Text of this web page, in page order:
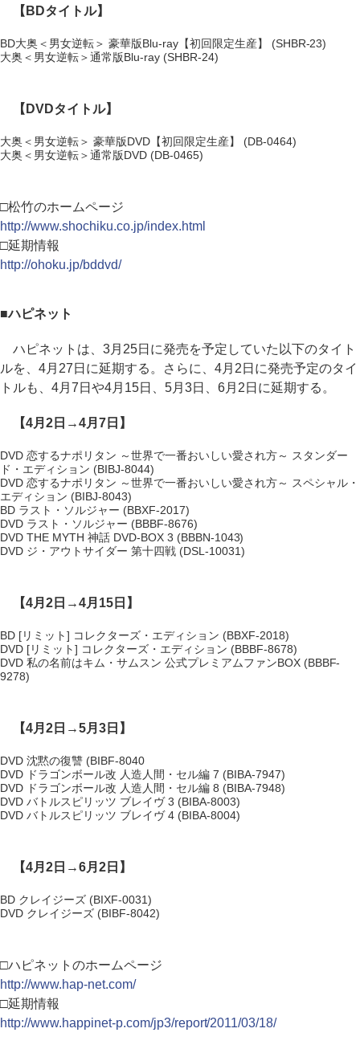
【BDタイトル】
BD大奥＜男女逆転＞ 豪華版Blu-ray【初回限定生産】 (SHBR-23)
大奥＜男女逆転＞通常版Blu-ray (SHBR-24)
【DVDタイトル】
大奥＜男女逆転＞ 豪華版DVD【初回限定生産】 (DB-0464)
大奥＜男女逆転＞通常版DVD (DB-0465)
□松竹のホームページ
http://www.shochiku.co.jp/index.html
□延期情報
http://ohoku.jp/bddvd/
■ハピネット
ハピネットは、3月25日に発売を予定していた以下のタイト
ルを、4月27日に延期する。さらに、4月2日に発売予定のタイ
トルも、4月7日や4月15日、5月3日、6月2日に延期する。
【4月2日→4月7日】
DVD 恋するナポリタン ～世界で一番おいしい愛され方～ スタンダー
ド・エディション (BIBJ-8044)
DVD 恋するナポリタン ～世界で一番おいしい愛され方～ スペシャル・
エディション (BIBJ-8043)
BD ラスト・ソルジャー (BBXF-2017)
DVD ラスト・ソルジャー (BBBF-8676)
DVD THE MYTH 神話 DVD-BOX 3 (BBBN-1043)
DVD ジ・アウトサイダー 第十四戦 (DSL-10031)
【4月2日→4月15日】
BD [リミット] コレクターズ・エディション (BBXF-2018)
DVD [リミット] コレクターズ・エディション (BBBF-8678)
DVD 私の名前はキム・サムスン 公式プレミアムファンBOX (BBBF-
9278)
【4月2日→5月3日】
DVD 沈黙の復讐 (BIBF-8040
DVD ドラゴンボール改 人造人間・セル編 7 (BIBA-7947)
DVD ドラゴンボール改 人造人間・セル編 8 (BIBA-7948)
DVD バトルスピリッツ ブレイヴ 3 (BIBA-8003)
DVD バトルスピリッツ ブレイヴ 4 (BIBA-8004)
【4月2日→6月2日】
BD クレイジーズ (BIXF-0031)
DVD クレイジーズ (BIBF-8042)
□ハピネットのホームページ
http://www.hap-net.com/
□延期情報
http://www.happinet-p.com/jp3/report/2011/03/18/